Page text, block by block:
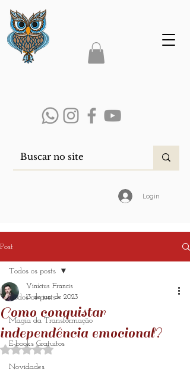
Login
Post
Todos os posts
Magia da Transformação
E-books Gratuitos
Novidades
Todos os posts
Como conquistar
independência emocional?
Vinícius Francis
13 de jun. de 2023
Avaliado com NaN de 5 estrelas.